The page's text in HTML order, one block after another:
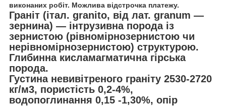
виконаних робіт. Можлива відстрочка платежу.
Граніт (італ. granito, від лат. granum —
зернина) — інтрузивна порода із
зернистою (рівномірнозернистою чи
нерівномірнозернистою) структурою.
Глибинна кисламагматична гірська
порода.
Густина невивітреного граніту 2530-2720
кг/м3, пористість 0,2-4%,
водопоглинання 0,15 -1,30%, опір